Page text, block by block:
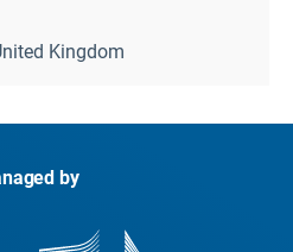
Kingdom
by